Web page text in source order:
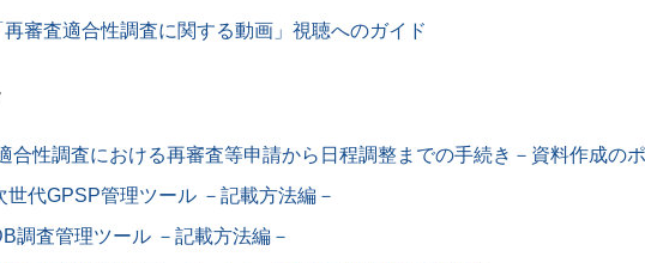
審査適合性調査に関する動画」視聴へのガイド
性調査における再審査等申請から日程調整までの手続き－資料作成の
代GPSP管理ツール －記載方法編－
査管理ツール －記載方法編－